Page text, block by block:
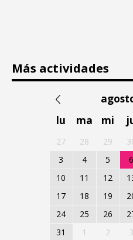
Más actividades
lu
ma mi
27 28 29
3
4 5 6
10
11 12
17
18 19
24
25 26
31
1 2 3